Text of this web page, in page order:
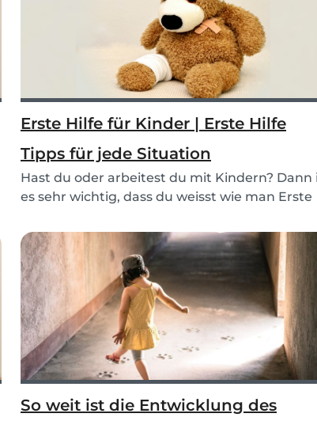
Erste Hilfe für Kinder | Erste Hilfe
Tipps für jede Situation
Hast du oder arbeitest du mit Kindern? Dann
es sehr wichtig, dass du weisst wie man Erste
So weit ist die Entwicklung des